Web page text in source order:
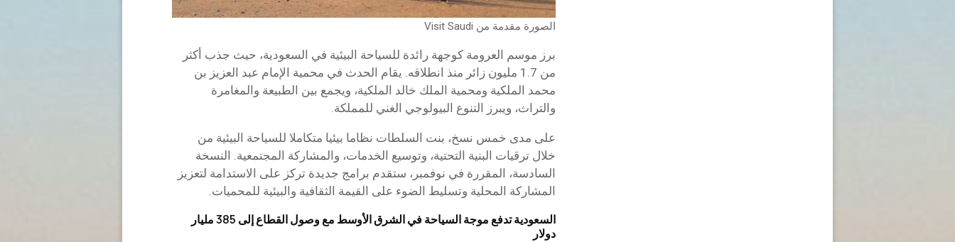
الصورة مقدمة من Visit Saudi
برز موسم العرومة كوجهة رائدة للسياحة البيئية في السعودية، حيث جذب أكثر
من 1.7 مليون زائر منذ انطلاقه. يقام الحدث في محمية الإمام عبد العزيز بن
محمد الملكية ومحمية الملك خالد الملكية، ويجمع بين الطبيعة والمغامرة
والتراث، ويبرز التنوع البيولوجي الغني للمملكة.
على مدى خمس نسخ، بنت السلطات نظاما بيئيا متكاملا للسياحة البيئية من
خلال ترقيات البنية التحتية، وتوسيع الخدمات، والمشاركة المجتمعية. النسخة
السادسة، المقررة في نوفمبر، ستقدم برامج جديدة تركز على الاستدامة لتعزيز
المشاركة المحلية وتسليط الضوء على القيمة الثقافية والبيئية للمحميات.
السعودية تدفع موجة السياحة في الشرق الأوسط مع وصول القطاع إلى 385 مليار
دولار